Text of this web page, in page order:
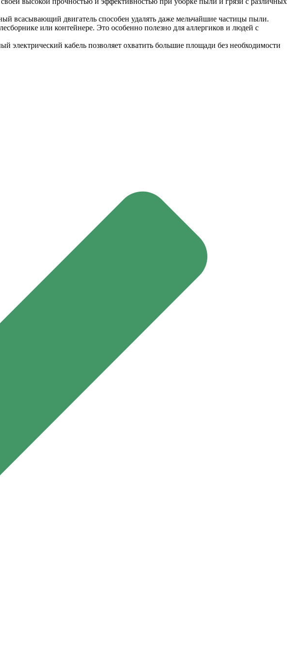
всасывающий двигатель способен удалять даже мельчайшие частицы пыли.
или контейнере. Это особенно полезно для аллергиков и людей с
кабель позволяет охватить большие площади без необходимости